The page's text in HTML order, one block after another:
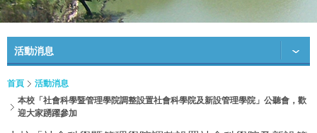
活動消息
首頁
活動消息
本校「社會科學暨管理學院調整設置社會科學院及新設管理學院」公聽會，歡
迎大家踴躍參加